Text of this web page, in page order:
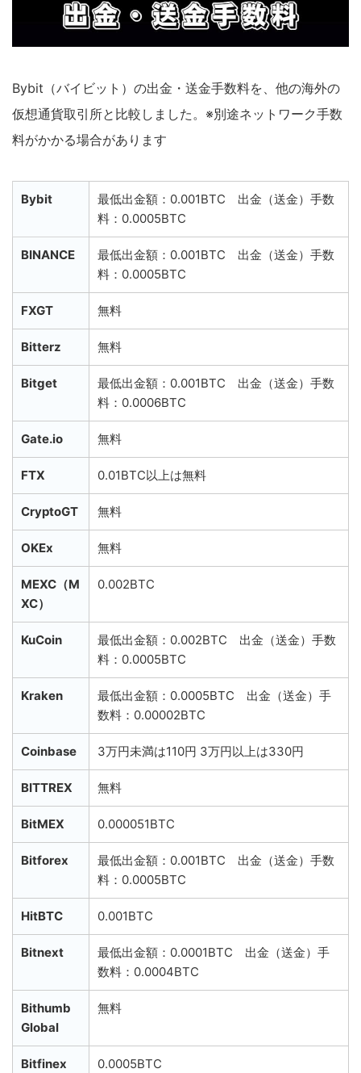
Bybit（バイビット）の出金・送金手数料を、他の海外の
仮想通貨取引所と比較しました。※別途ネットワーク手数
料がかかる場合があります
Bybit
最低出金額：0.001BTC 出金（送金）手数
料：0.0005BTC
BINANCE
最低出金額：0.001BTC 出金（送金）手数
料：0.0005BTC
FXGT 無料
Bitterz 無料
Bitget
最低出金額：0.001BTC 出金（送金）手数
料：0.0006BTC
Gate.io 無料
FTX 0.01BTC以上は無料
CryptoGT 無料
OKEx 無料
MEXC（M
XC）
0.002BTC
KuCoin
最低出金額：0.002BTC 出金（送金）手数
料：0.0005BTC
Kraken
最低出金額：0.0005BTC 出金（送金）手
数料：0.00002BTC
Coinbase 3万円未満は110円 3万円以上は330円
BITTREX 無料
BitMEX 0.000051BTC
Bitforex
最低出金額：0.001BTC 出金（送金）手数
料：0.0005BTC
HitBTC 0.001BTC
Bitnext
最低出金額：0.0001BTC 出金（送金）手
数料：0.0004BTC
Bithumb
Global
無料
Bitfinex 0.0005BTC